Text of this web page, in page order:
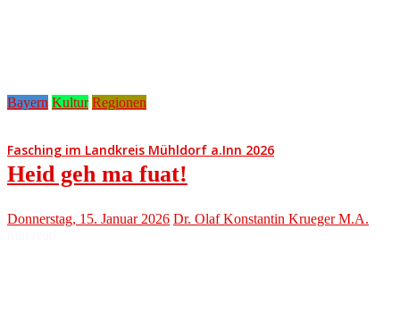
Bayern Kultur Regionen
Fasching im Landkreis Mühldorf a.Inn 2026
Heid geh ma fuat!
Donnerstag, 15. Januar 2026 Dr. Olaf Konstantin Krueger M.A.